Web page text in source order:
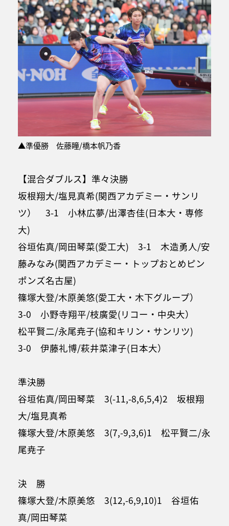
▲準優勝 佐藤瞳/橋本帆乃香
【混合ダブルス】準々決勝
坂根翔大/塩見真希(関西アカデミー・サンリ
ツ） 3-1 小林広夢/出澤杏佳(日本大・専修
大)
谷垣佑真/岡田琴菜(愛工大) 3-1 木造勇人/安
藤みなみ(関西アカデミー・トップおとめピン
ポンズ名古屋)
篠塚大登/木原美悠(愛工大・木下グループ）
3-0 小野寺翔平/枝廣愛(リコー・中央大）
松平賢二/永尾尭子(協和キリン・サンリツ)
3-0 伊藤礼博/萩井菜津子(日本大）
準決勝
谷垣佑真/岡田琴菜 3(-11,-8,6,5,4)2 坂根翔
大/塩見真希
篠塚大登/木原美悠 3(7,-9,3,6)1 松平賢二/永
尾尭子
決 勝
篠塚大登/木原美悠 3(12,-6,9,10)1 谷垣佑
真/岡田琴菜